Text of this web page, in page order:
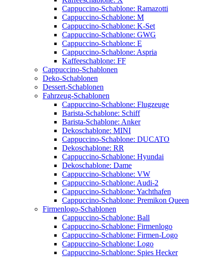
Cappuccino-Schablone: Ramazotti
Cappuccino-Schablone: M
Cappuccino-Schablone: K-Set
Cappuccino-Schablone: GWG
Cappuccino-Schablone: E
Cappuccino-Schablone: Aspria
Kaffeeschablone: FF
Cappuccino-Schablonen
Deko-Schablonen
Dessert-Schablonen
Fahrzeug-Schablonen
Cappuccino-Schablone: Flugzeuge
Barista-Schablone: Schiff
Barista-Schablone: Anker
Dekoschablone: MINI
Cappuccino-Schablone: DUCATO
Dekoschablone: RR
Cappuccino-Schablone: Hyundai
Dekoschablone: Dame
Cappuccino-Schablone: VW
Cappuccino-Schablone: Audi-2
Cappuccino-Schablone: Yachthafen
Cappuccino-Schablone: Premikon Queen
Firmenlogo-Schablonen
Cappuccino-Schablone: Ball
Cappuccino-Schablone: Firmenlogo
Cappuccino-Schablone: Firmen-Logo
Cappuccino-Schablone: Logo
Cappuccino-Schablone: Spies Hecker